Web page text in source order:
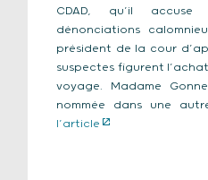
CDAD, qu’il
dénonciations
président de la cour
suspectes figurent
voyage. Madame
nommée dans une
l’article